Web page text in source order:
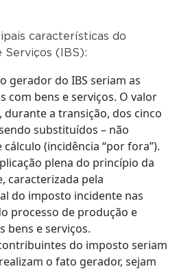
características do
Serviços (IBS):
gerador do IBS seriam as
com bens e serviços. O valor
durante a transição, dos cinco
substituídos – não
(incidência “por fora”).
plena do princípio da
caracterizada pela
do imposto incidente nas
processo de produção e
bens e serviços.
do imposto seriam
o fato gerador, sejam